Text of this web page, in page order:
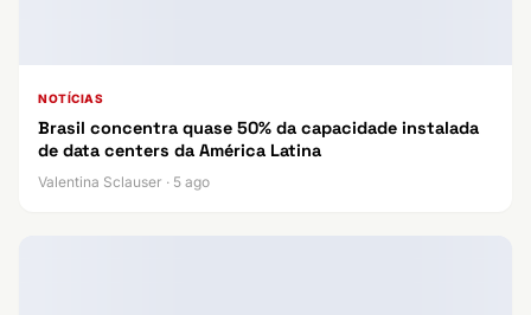
NOTÍCIAS
Brasil concentra quase 50% da capacidade instalada
de data centers da América Latina
Valentina Sclauser · 5 ago